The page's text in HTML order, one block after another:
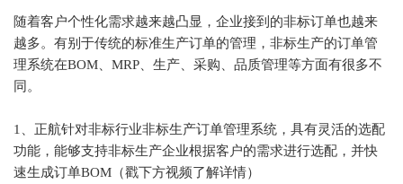
随着客户个性化需求越来越凸显，企业接到的非标订单也越来
越多。有别于传统的标准生产订单的管理，非标生产的订单管
理系统在BOM、MRP、生产、采购、品质管理等方面有很多不
同。
1、正航针对非标行业非标生产订单管理系统 ，具有灵活的选配
功能，能够支持非标生产企业根据客户的需求进行选配，并快
速生成订单BOM（戳下方视频了解详情）